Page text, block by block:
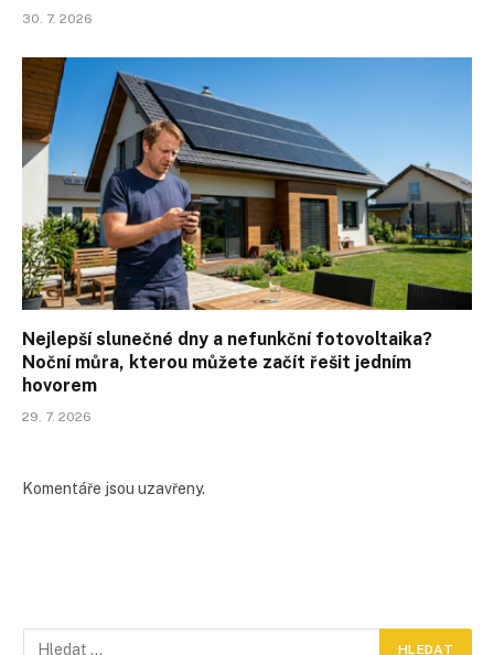
30. 7. 2026
Nejlepší slunečné dny a nefunkční fotovoltaika?
Noční můra, kterou můžete začít řešit jedním
hovorem
29. 7. 2026
Komentáře jsou uzavřeny.